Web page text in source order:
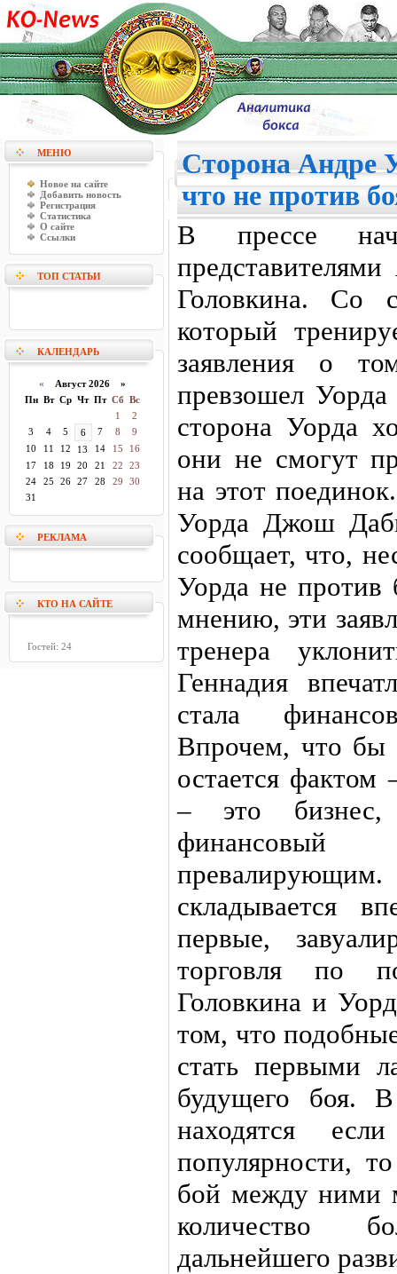
МЕНЮ
Новое на сайте
Добавить новость
Регистрация
Статистика
О сайте
Ссылки
ТОП СТАТЬИ
КАЛЕНДАРЬ
« Август 2026 »
Пн Вт Ср Чт Пт Сб Вс
1
2
3
4 5 6 7 8
9
10
11 12 13 14 15
16
17
18 19 20 21 22
23
24
25 26 27 28 29
30
31
РЕКЛАМА
КТО НА САЙТЕ
Гостей: 24
Сторона Андре
что не против
В прессе
Головкина. Со
который
заявления о
превзошел
сторона Уорда
они не смогут
на этот
Уорда Джош
сообщает, что,
Уорда не против
мнению, эти
тренера
Геннадия
стала
Впрочем, что бы
остается фактом
– это
складывается
первые,
торговля по
Головкина и
том, что
стать первыми
будущего боя.
находятся
популярности,
бой между ними
количество
дальнейшего